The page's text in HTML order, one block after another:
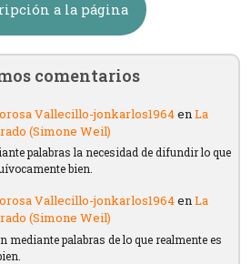
a la página
comentarios
Vallecillo-jonkarlos1964enLa
(Simone Weil)
palabras la necesidad de difundir lo que
bien.
Vallecillo-jonkarlos1964enLa
(Simone Weil)
mediante palabras de lo que realmente es